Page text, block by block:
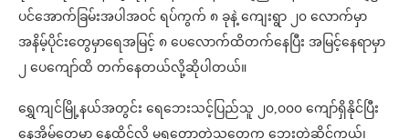
ပင်အောက်ခြမ်းအပါအဝင် ရပ်ကွက် ၈ ခုနဲ့ ကျေးရွာ ၂၀ လောက်မှာ
အနိမ့်ပိုင်းတွေမှာရေအမြင့် ၈ ပေလောက်ထိတက်နေပြီး အမြင့်နေရာမှာ
၂ ပေကျော်ထိ တက်နေတယ်လို့ဆိုပါတယ်။
ရွှေကျင်မြို့နယ်အတွင်း ရေဘေးသင့်ပြည်သူ ၂၀,၀၀၀ ကျော်ရှိနိုင်ပြီး
နေအိမ်တွေမှာ နေထိုင်လို့ မရတော့တဲ့သူတွေက ဘေးတွဲဆိုင်ကယ်၊